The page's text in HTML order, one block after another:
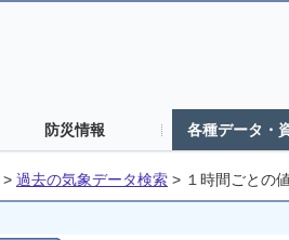
防災情報 各種データ・
> 過去の気象データ検索 > １時間ごとの